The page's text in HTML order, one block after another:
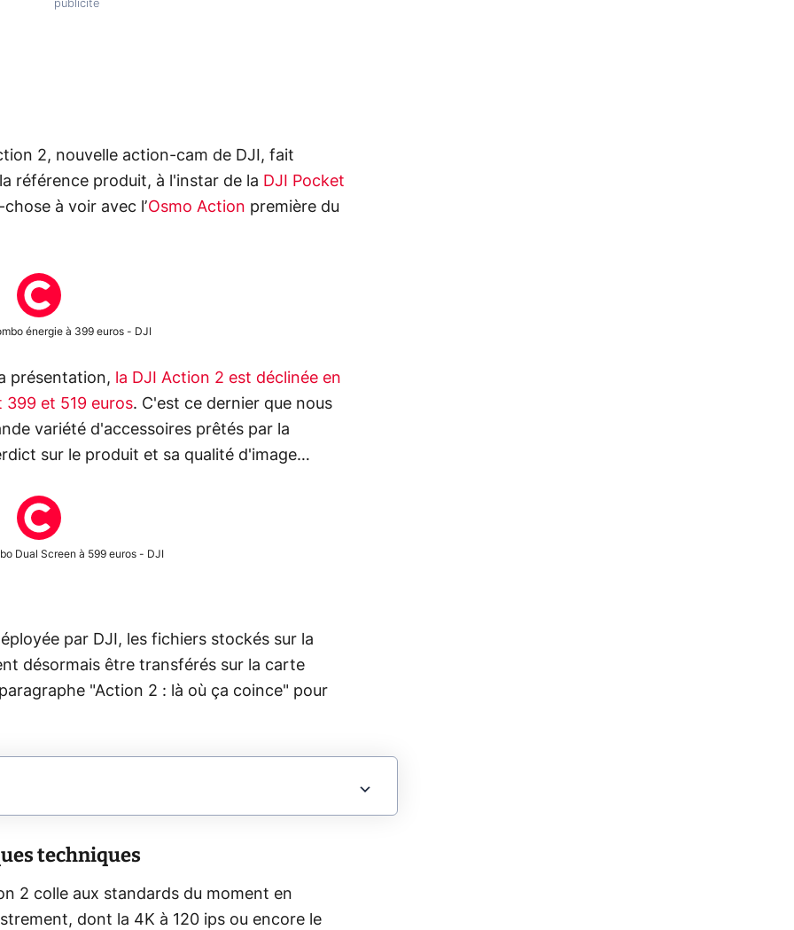
2, nouvelle action-cam de DJI, fait
référence produit, à l'instar de la DJI Pocket
à voir avec l’Osmo Action première du
énergie à 399 euros - DJI
présentation,
la DJI Action 2 est déclinée en
399 et 519 euros. C'est ce dernier que nous
variété d'accessoires prêtés par la
sur le produit et sa qualité d'image…
Dual Screen à 599 euros - DJI
par DJI, les fichiers stockés sur la
désormais être transférés sur la carte
"Action 2 : là où ça coince" pour
techniques
2 colle aux standards du moment en
dont la 4K à 120 ips ou encore le